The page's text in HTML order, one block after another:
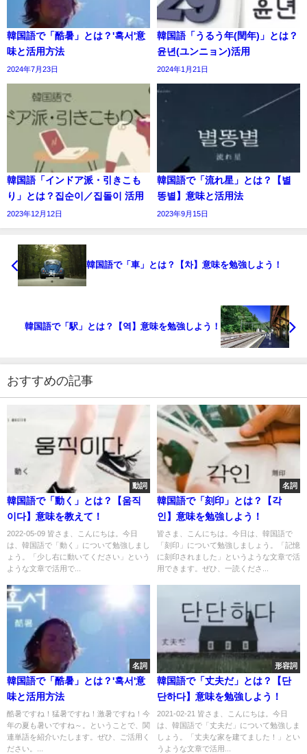
韓国語で「酷暑」とは？'혹서'意
味と活用方法
2024年7月23日
韓国語「うるう年(閏年)」とは？
윤년(ユンニョン)活用
2024年1月21日
韓国語「インドア派・引きこも
り」とは？집순이／집돌이 活用
2023年12月12日
韓国語で「流れ星」とは？【별
똥별】意味と活用法
2023年9月15日
韓国語で「車」とは？【차】意味を勉強しよう！
韓国語で「駅」とは？【역】意味を勉強しよう！
おすすめの記事
動詞
韓国語で「動く」とは？【움직
이다】意味を教えて！
2022-05-09 皆さま、こんにちは。今日
は、韓国語で「動く」について勉強しまし
ょう。「少し右に動いてください」という
ような文章で活用で...
名詞
韓国語で「刻印」とは？【각
인】意味を勉強しよう！
皆さま、こんにちは。今日は、韓国語で
「刻印」について勉強しましょう。「記憶
に刻印されました」というような文章で活
用できます。ぜひ、一読くださ...
名詞
韓国語で「酷暑」とは？'혹서'意
味と活用方法
酷暑ですね！猛暑ですね！激暑ですね！今
年の夏も暑いですね～。ということで、関
連単語を紹介いたします。ぜひ、ご活用く
ださい。...
形容詞
韓国語で「丈夫だ」とは？【단
단하다】意味を勉強しよう！
2021-02-21 皆さま、こんにちは。今日
は、韓国語で「丈夫だ」について勉強しま
しょう。「丈夫な家を建てました！」とい
うような文章で活用...